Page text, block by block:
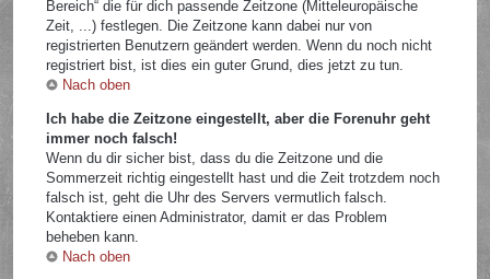
Bereich“ die für dich passende Zeitzone (Mitteleuropäische
Zeit, ...) festlegen. Die Zeitzone kann dabei nur von
registrierten Benutzern geändert werden. Wenn du noch nicht
registriert bist, ist dies ein guter Grund, dies jetzt zu tun.
Nach oben
Ich habe die Zeitzone eingestellt, aber die Forenuhr geht
immer noch falsch!
Wenn du dir sicher bist, dass du die Zeitzone und die
Sommerzeit richtig eingestellt hast und die Zeit trotzdem noch
falsch ist, geht die Uhr des Servers vermutlich falsch.
Kontaktiere einen Administrator, damit er das Problem
beheben kann.
Nach oben